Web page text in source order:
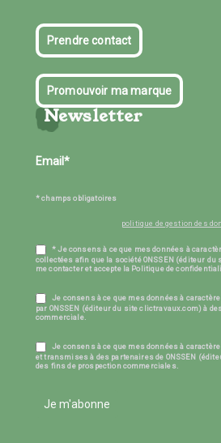
Prendre contact
Promouvoir ma marque
Newsletter
* champs obligatoires
politique de gestion des
* Je consens à ce que mes données à
collectées afin que la société ONSSEN (éditeur
me contacter et accepte la Politique de
Je consens à ce que mes données à
par ONSSEN (éditeur du site clictravaux.com) à
commerciale.
Je consens à ce que mes données à
et transmises à des partenaires de ONSSEN
des fins de prospection commerciales.
Je m'abonne